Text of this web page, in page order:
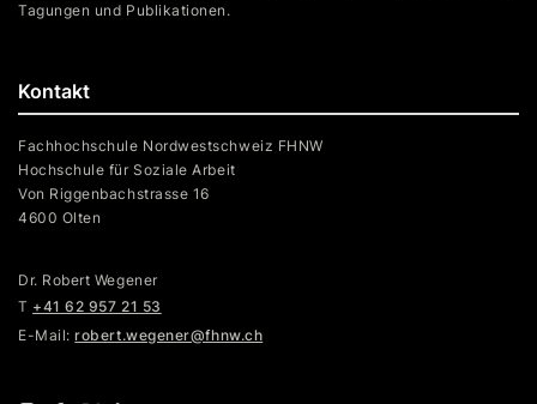
Kontakt
Fachhochschule Nordwestschweiz FHNW
Hochschule für Soziale Arbeit
Von Riggenbachstrasse 16
4600 Olten
Dr. Robert Wegener
T +41 62 957 21 53
E-Mail:robert.wegener@fhnw.ch
Tagungen und Publikationen.